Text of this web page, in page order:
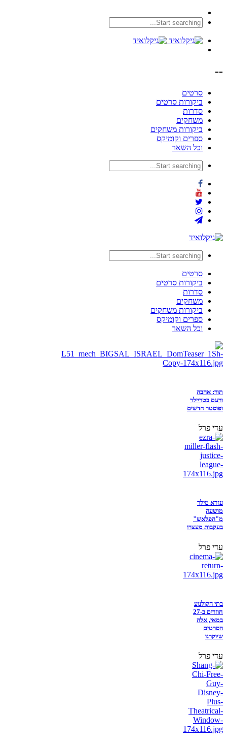
--
סרטים
ביקורות סרטים
סדרות
משחקים
ביקורות משחקים
ספרים וקומיקס
וכל השאר
סרטים
ביקורות סרטים
סדרות
משחקים
ביקורות משחקים
ספרים וקומיקס
וכל השאר
תור: אהבה
ורעם בטריילר
ופוסטר חדשים
עדי פרל
עזרא מילר
מושעה
מ"הפלאש"
בעקבות מעצרו
עדי פרל
בתי הקולנוע
חוזרים ב-27
במאי, אלה
הסרטים
שיוקרנו
עדי פרל